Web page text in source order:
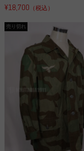
¥18,700 （税込）
売り切れ